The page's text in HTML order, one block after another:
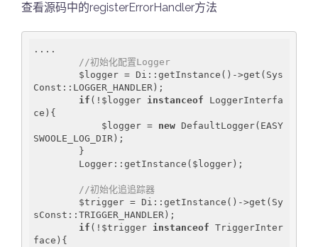
查看源码中的registerErrorHandler方法
....
//初始化配置Logger
Const::LOGGER_HANDLER);
if (!$logger instanceof LoggerInterfa
ce){
            $logger =
new DefaultLogger(EASY
SWOOLE_LOG_DIR);
//初始化追追踪器
sConst::TRIGGER_HANDLER);
if (!$trigger instanceof TriggerInter
face){